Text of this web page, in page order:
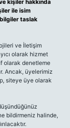
kişiler hakkında
ile isim
taslak
ve İletişim
olarak hizmet
olarak denetleme
Ancak, üyelerimiz
siteye üye olarak
bildirmeniz halinde,